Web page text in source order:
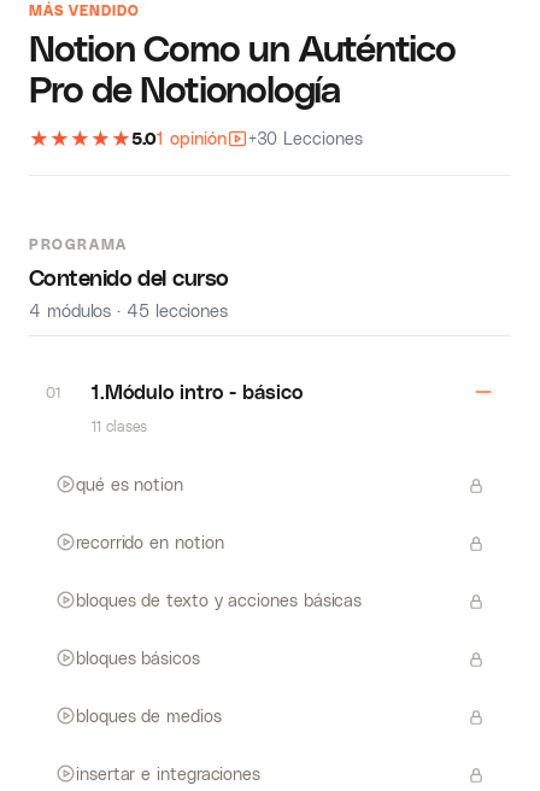
MÁS VENDIDO
Notion Como un Auténtico
Pro de Notionología
★ ★ ★ ★ ★5.01 opinión +30 Lecciones
PROGRAMA
Contenido del curso
4 módulos · 45 lecciones
01 1.Módulo intro - básico
11 clases
qué es notion
recorrido en notion
bloques de texto y acciones básicas
bloques básicos
bloques de medios
insertar e integraciones